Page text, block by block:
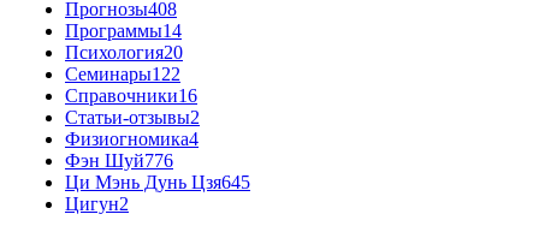
Прогнозы408
Программы14
Психология20
Семинары122
Справочники16
Статьи-отзывы2
Физиогномика4
Фэн Шуй776
Ци Мэнь Дунь Цзя645
Цигун2